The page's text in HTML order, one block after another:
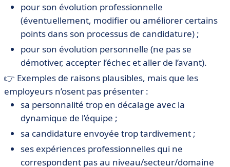
pour son évolution professionnelle
(éventuellement, modifier ou améliorer certains
points dans son processus de candidature) ;
pour son évolution personnelle (ne pas se
démotiver, accepter l’échec et aller de l’avant).
👉 Exemples de raisons plausibles, mais que les
employeurs n’osent pas présenter :
sa personnalité trop en décalage avec la
dynamique de l’équipe ;
sa candidature envoyée trop tardivement ;
ses expériences professionnelles qui ne
correspondent pas au niveau/secteur/domaine